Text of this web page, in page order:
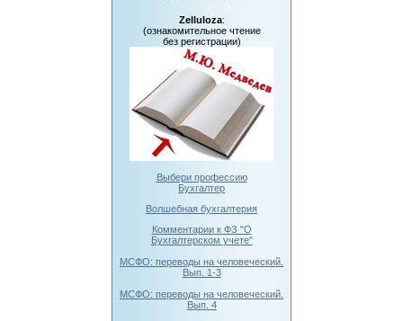
Zelluloza:
(ознакомительное чтение
без регистрации)
Выбери профессию
Бухгалтер
Волшебная бухгалтерия
Комментарии к ФЗ "О
Бухгалтерском учете"
МСФО: переводы на человеческий.
Вып. 1-3
МСФО: переводы на человеческий.
Вып. 4